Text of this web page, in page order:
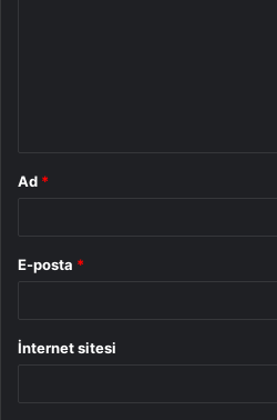
Ad *
E-posta *
İnternet sitesi